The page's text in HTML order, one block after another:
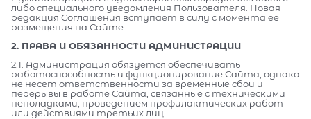
либо специального уведомления Пользователя. Новая
редакция Соглашения вступает в силу с момента ее
размещения на Сайте.
2. ПРАВА И ОБЯЗАННОСТИ АДМИНИСТРАЦИИ
2.1. Администрация обязуется обеспечивать
работоспособность и функционирование Сайта, однако
не несет ответственности за временные сбои и
перерывы в работе Сайта, связанные с техническими
неполадками, проведением профилактических работ
или действиями третьих лиц.